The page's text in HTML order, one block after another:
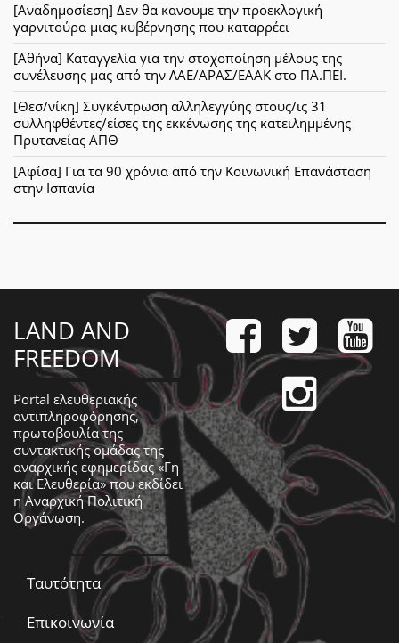
[Αναδημοσίεση] Δεν θα κανουμε την προεκλογική
γαρνιτούρα μιας κυβέρνησης που καταρρέει
[Αθήνα] Καταγγελία για την στοχοποίηση μέλους της
συνέλευσης μας από την ΛΑΕ/ΑΡΑΣ/ΕΑΑΚ στο ΠΑ.ΠΕΙ.
[Θεσ/νίκη] Συγκέντρωση αλληλεγγύης στους/ις 31
συλληφθέντες/είσες της εκκένωσης της κατειλημμένης
Πρυτανείας ΑΠΘ
[Αφίσα] Για τα 90 χρόνια από την Κοινωνική Επανάσταση
στην Ισπανία
LAND AND
FREEDOM
Portal ελευθεριακής
αντιπληροφόρησης,
πρωτοβουλία της
συντακτικής ομάδας της
αναρχικής εφημερίδας «Γη
και Ελευθερία» που εκδίδει
ηΑναρχική Πολιτική
Οργάνωση.
Ταυτότητα
Επικοινωνία